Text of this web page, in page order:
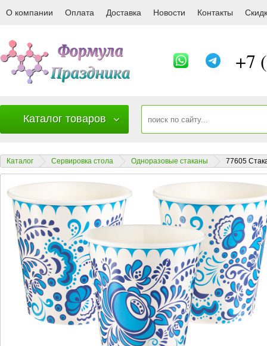
77605 Стаканы (250 мл) Фарфоровый
О компании Оплата Доставка Новости Контакты
+7
Каталог товаров
Каталог Сервировка стола Одноразовые стаканы 77605